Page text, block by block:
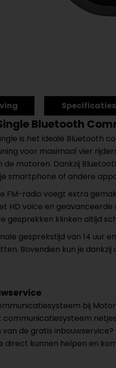
Specificaties
Bluetooth
is het ideale Bluetooth
voor maximaal vier
de motoren. Dankzij
smartphone of andere
FM-radio voegt extra
HD voice en
gesprekken klinken altijd
gesprekstijd van 14 uur
Bovendien kun je
bij
de gratis
direct kunnen helpen en